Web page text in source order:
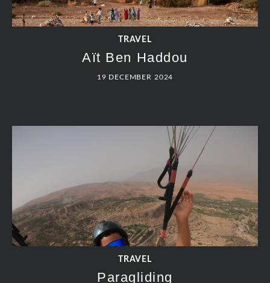
Trekking dag 8: Tamsoult – Imlil –
Aquergour
19 DECEMBER 2024
TRAVEL
Trekking dag 7: Refuge – Tamsoult
19 DECEMBER 2024